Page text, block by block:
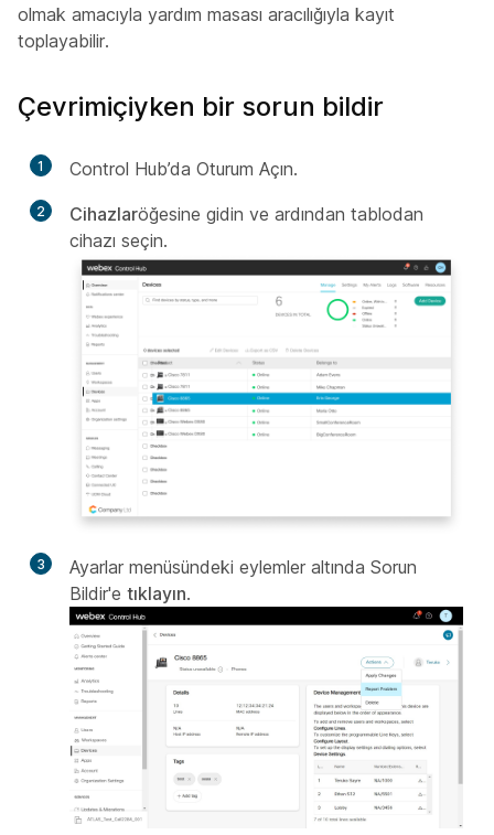
olmak amacıyla yardım masası aracılığıyla kayıt
toplayabilir.
Çevrimiçiyken bir sorun bildir
1 Control Hub’da Oturum Açın.
2 Cihazlaröğesine gidin ve ardından tablodan
cihazı seçin.
3
Ayarlar menüsündeki eylemler altında Sorun
Bildir'e tıklayın.